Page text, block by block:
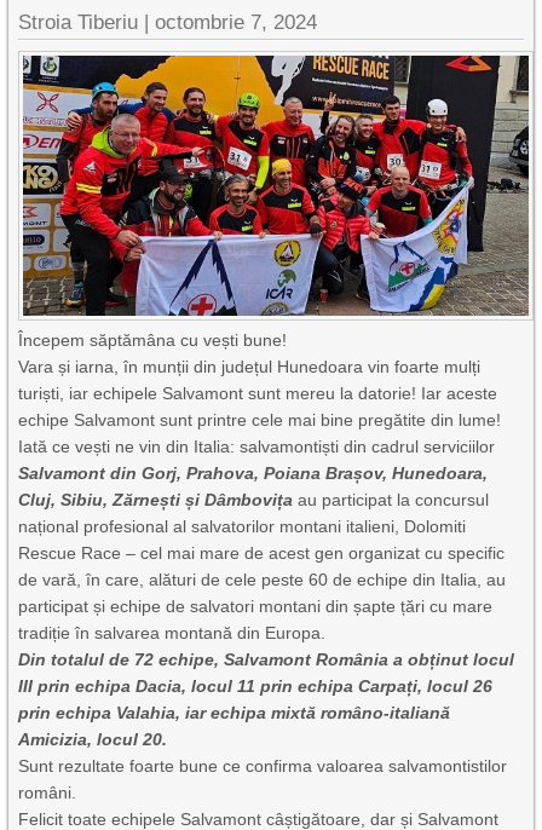
Stroia Tiberiu |octombrie 7, 2024
Începem săptămâna cu vești bune!
Vara și iarna, în munții din județul Hunedoara vin foarte mulți
turiști, iar echipele Salvamont sunt mereu la datorie! Iar aceste
echipe Salvamont sunt printre cele mai bine pregătite din lume!
Iată ce vești ne vin din Italia: salvamontiști din cadrul serviciilor
Salvamont din Gorj, Prahova, Poiana Brașov, Hunedoara,
Cluj, Sibiu, Zărnești și Dâmbovița au participat la concursul
național profesional al salvatorilor montani italieni, Dolomiti
Rescue Race – cel mai mare de acest gen organizat cu specific
de vară, în care, alături de cele peste 60 de echipe din Italia, au
participat și echipe de salvatori montani din șapte țări cu mare
tradiție în salvarea montană din Europa.
Din totalul de 72 echipe, Salvamont România a obținut locul
III prin echipa Dacia, locul 11 prin echipa Carpați, locul 26
prin echipa Valahia, iar echipa mixtă româno-italiană
Amicizia, locul 20.
Sunt rezultate foarte bune ce confirma valoarea salvamontistilor
români.
Felicit toate echipele Salvamont câștigătoare, dar și Salvamont